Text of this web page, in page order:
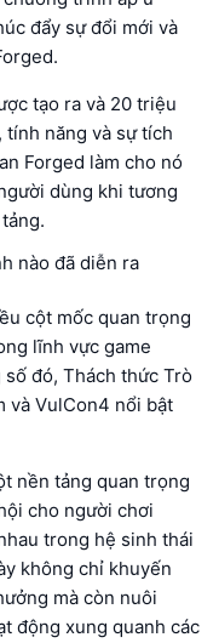
đẩy sự đổi mới và
tạo ra và 20 triệu
năng và sự tích
Forged làm cho nó
dùng khi tương
nào đã diễn ra
cột mốc quan trọng
lĩnh vực game
đó, Thách thức Trò
và VulCon4 nổi bật
nền tảng quan trọng
cho người chơi
trong hệ sinh thái
không chỉ khuyến
mà còn nuôi
động xung quanh các